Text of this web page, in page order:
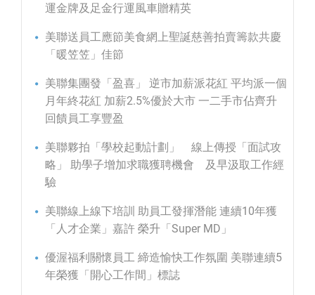
運金牌及足金行運風車贈精英
美聯送員工應節美食網上聖誕慈善拍賣籌款共慶
「暖笠笠」佳節
美聯集團發「盈喜」 逆市加薪派花紅 平均派一個
月年終花紅 加薪2.5%優於大市 一二手市佔齊升
回饋員工享豐盈
美聯夥拍「學校起動計劃」 線上傳授「面試攻
略」 助學子增加求職獲聘機會 及早汲取工作經
驗
美聯線上線下培訓 助員工發揮潛能 連續10年獲
「人才企業」嘉許 榮升「Super MD」
優渥福利關懷員工 締造愉快工作氛圍 美聯連續5
年榮獲「開心工作間」標誌